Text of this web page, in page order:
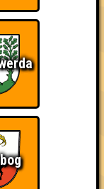
Runden ballern
sowie
andere
Freunde und
hat.
gibt es
es gibt